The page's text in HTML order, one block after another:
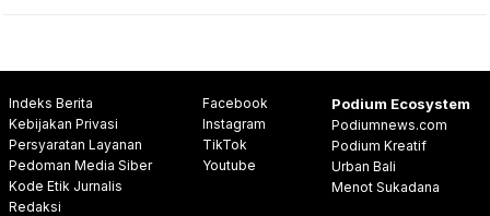
Indeks Berita
Kebijakan Privasi
Persyaratan Layanan
Pedoman Media Siber
Kode Etik Jurnalis
Redaksi
Facebook
Instagram
TikTok
Youtube
Podium Ecosystem
Podiumnews.com
Podium Kreatif
Urban Bali
Menot Sukadana